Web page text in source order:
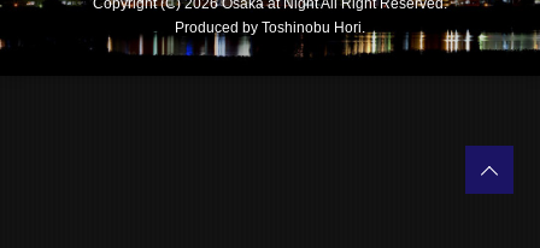
Produced by Toshinobu Hori.